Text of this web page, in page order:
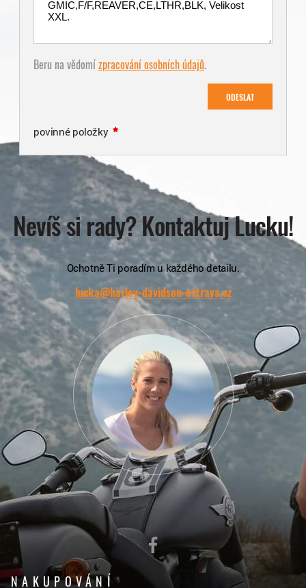
Beru na vědomízpracování osobních údajů.
ODESLAT
povinné položky
Nevíš si rady? Kontaktuj Lucku!
Ochotně Ti poradím u každého detailu.
lucka@harley-davidson-ostrava.cz
NAKUPOVÁNÍ